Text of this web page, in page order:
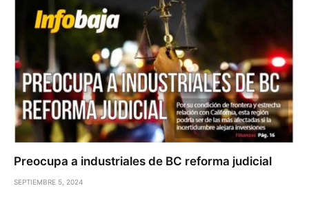
Preocupa a industriales de BC reforma judicial
SEPTIEMBRE 5, 2024